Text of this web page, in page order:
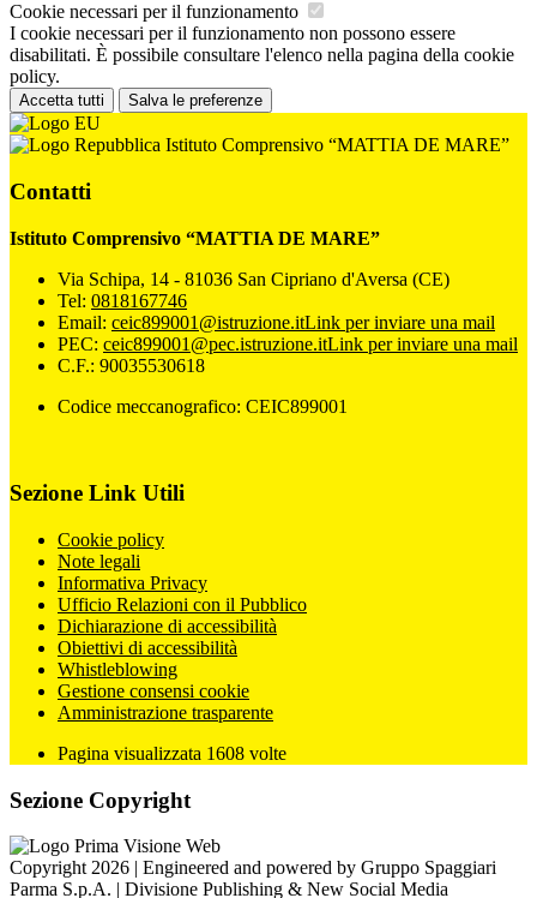
Cookie necessari per il funzionamento
I cookie necessari per il funzionamento non possono essere
disabilitati. È possibile consultare l'elenco nella pagina della cookie
policy.
Accetta tutti Salva le preferenze
Istituto Comprensivo “MATTIA DE MARE”
Contatti
Istituto Comprensivo “MATTIA DE MARE”
Via Schipa, 14 - 81036 San Cipriano d'Aversa (CE)
Tel: 0818167746
Email: ceic899001@istruzione.itLink per inviare una mail
PEC: ceic899001@pec.istruzione.itLink per inviare una mail
C.F.: 90035530618
Codice meccanografico: CEIC899001
Sezione Link Utili
Cookie policy
Note legali
Informativa Privacy
Ufficio Relazioni con il Pubblico
Dichiarazione di accessibilità
Obiettivi di accessibilità
Whistleblowing
Gestione consensi cookie
Amministrazione trasparente
Pagina visualizzata 1608 volte
Sezione Copyright
Copyright 2026 | Engineered and powered by Gruppo Spaggiari
Parma S.p.A. | Divisione Publishing & New Social Media